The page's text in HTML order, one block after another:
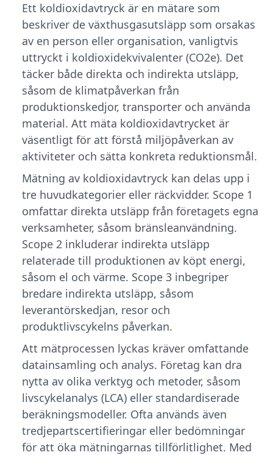
Ett koldioxidavtryck är en mätare som
beskriver de växthusgasutsläpp som orsakas
av en person eller organisation, vanligtvis
uttryckt i koldioxidekvivalenter (CO2e). Det
täcker både direkta och indirekta utsläpp,
såsom de klimatpåverkan från
produktionskedjor, transporter och använda
material. Att mäta koldioxidavtrycket är
väsentligt för att förstå miljöpåverkan av
aktiviteter och sätta konkreta reduktionsmål.
Mätning av koldioxidavtryck kan delas upp i
tre huvudkategorier eller räckvidder. Scope 1
omfattar direkta utsläpp från företagets egna
verksamheter, såsom bränsleanvändning.
Scope 2 inkluderar indirekta utsläpp
relaterade till produktionen av köpt energi,
såsom el och värme. Scope 3 inbegriper
bredare indirekta utsläpp, såsom
leverantörskedjan, resor och
produktlivscykelns påverkan.
Att mätprocessen lyckas kräver omfattande
datainsamling och analys. Företag kan dra
nytta av olika verktyg och metoder, såsom
livscykelanalys (LCA) eller standardiserade
beräkningsmodeller. Ofta används även
tredjepartscertifieringar eller bedömningar
för att öka mätningarnas tillförlitlighet. Med